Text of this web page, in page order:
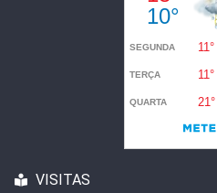
VISITAS